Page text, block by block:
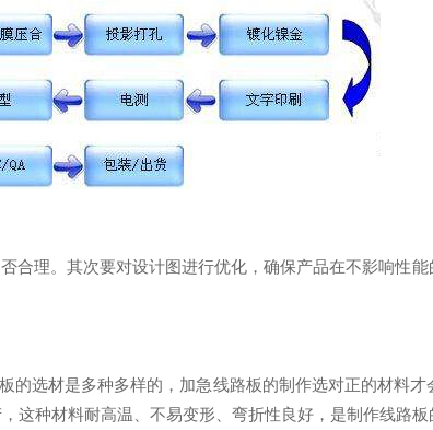
理。其次要对设计图进行优化，确保产品在不影响性
选材是多种多样的，加急线路板的制作选对正的材料
种材料耐高温、不易变形、弯折性良好，是制作线路板